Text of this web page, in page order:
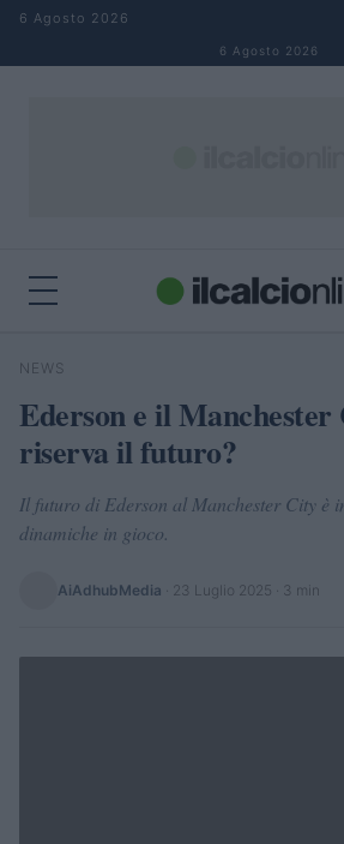
Salta al contenuto
6 Agosto 2026
6 Agosto 2026
Cerca
NEWS
Ederson e il Manchester
riserva il futuro?
Il futuro di Ederson al Manchester City è
dinamiche in gioco.
AiAdhubMedia 23 Luglio 2025 · 3 min